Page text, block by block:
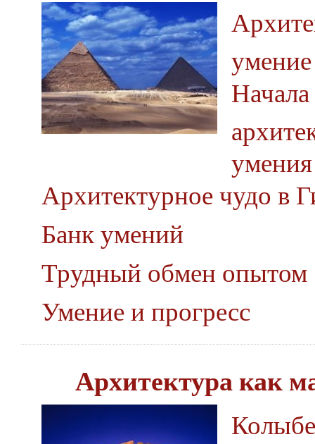
умение
Начала
умения
Архитектурное чудо в
Банк умений
Трудный обмен опытом
Умение и прогресс
Архитектура как